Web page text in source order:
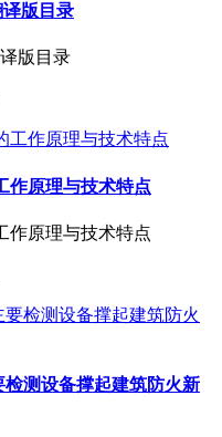
版目录
版目录
作原理与技术特点
作原理与技术特点
检测设备撑起建筑防火新